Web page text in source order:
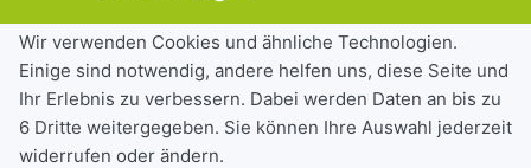
Tickets & Tarife
Deutschlandticket
Schülerkarte
Einzeltickets
Abonnements
Wir verwenden Cookies und ähnliche Technologien.
Einige sind notwendig, andere helfen uns, diese Seite und
Ihr Erlebnis zu verbessern. Dabei werden Daten an bis zu
6 Dritte weitergegeben. Sie können Ihre Auswahl jederzeit
widerrufen oder ändern.